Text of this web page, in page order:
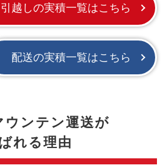
引越しの実積一覧はこちら
配送の実積一覧はこちら
ウンテン運送が
れる理由